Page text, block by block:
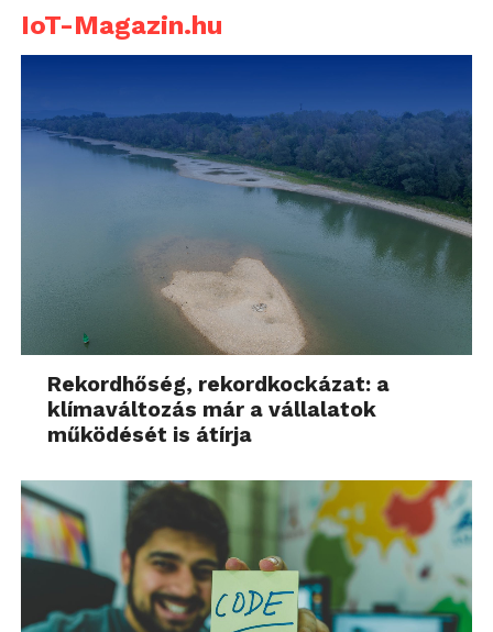
IoT-Magazin.hu
Rekordhőség, rekordkockázat: a
klímaváltozás már a vállalatok
működését is átírja